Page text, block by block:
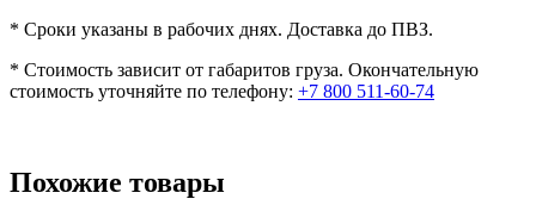
* Сроки указаны в рабочих днях. Доставка до ПВЗ.
* Стоимость зависит от габаритов груза. Окончательную
стоимость уточняйте по телефону: +7 800 511-60-74
Похожие товары